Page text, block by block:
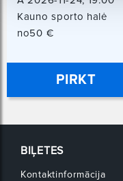
Kauno sporto halė
Kaunas
no50 €
PIRKT
BIĻETES
Kontaktinformācija